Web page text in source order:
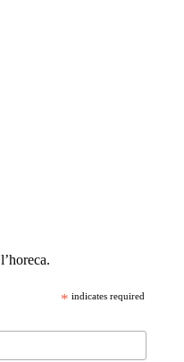
* indicates required